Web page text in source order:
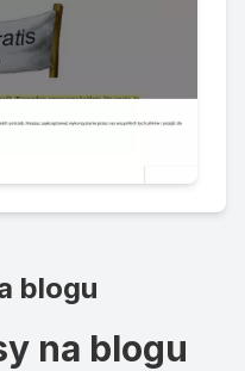
blogu
na blogu